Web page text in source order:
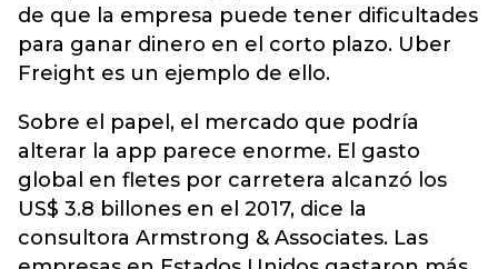
de que la empresa puede tener dificultades
para ganar dinero en el corto plazo. Uber
Freight es un ejemplo de ello.
Sobre el papel, el mercado que podría
alterar la app parece enorme. El gasto
global en fletes por carretera alcanzó los
US$ 3.8 billones en el 2017, dice la
consultora Armstrong & Associates. Las